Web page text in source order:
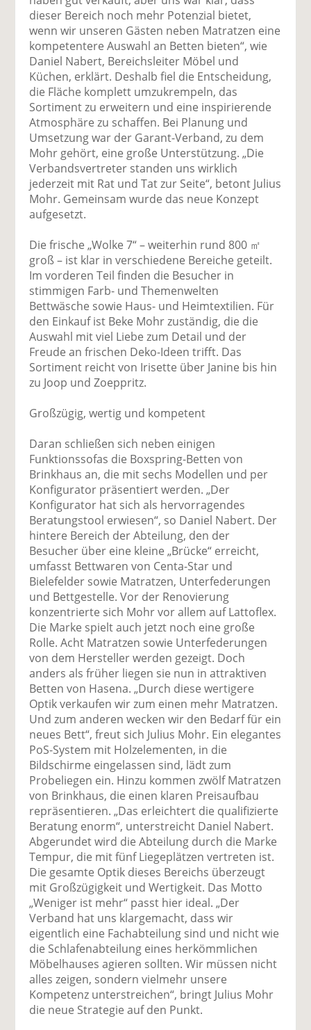
dieser Bereich noch mehr Potenzial bietet,
wenn wir unseren Gästen neben Matratzen eine
kompetentere Auswahl an Betten bieten“, wie
Daniel Nabert, Bereichsleiter Möbel und
Küchen, erklärt. Deshalb fiel die Entscheidung,
die Fläche komplett umzukrempeln, das
Sortiment zu erweitern und eine inspirierende
Atmosphäre zu schaffen. Bei Planung und
Umsetzung war der Garant-Verband, zu dem
Mohr gehört, eine große Unterstützung. „Die
Verbandsvertreter standen uns wirklich
jederzeit mit Rat und Tat zur Seite“, betont Julius
Mohr. Gemeinsam wurde das neue Konzept
aufgesetzt.
Die frische „Wolke 7“ – weiterhin rund 800 ㎡
groß – ist klar in verschiedene Bereiche geteilt.
Im vorderen Teil finden die Besucher in
stimmigen Farb- und Themenwelten
Bettwäsche sowie Haus- und Heimtextilien. Für
den Einkauf ist Beke Mohr zuständig, die die
Auswahl mit viel Liebe zum Detail und der
Freude an frischen Deko-Ideen trifft. Das
Sortiment reicht von Irisette über Janine bis hin
zu Joop und Zoeppritz.
Großzügig, wertig und kompetent
Daran schließen sich neben einigen
Funktionssofas die Boxspring-Betten von
Brinkhaus an, die mit sechs Modellen und per
Konfigurator präsentiert werden. „Der
Konfigurator hat sich als hervorragendes
Beratungstool erwiesen“, so Daniel Nabert. Der
hintere Bereich der Abteilung, den der
Besucher über eine kleine „Brücke“ erreicht,
umfasst Bettwaren von Centa-Star und
Bielefelder sowie Matratzen, Unterfederungen
und Bettgestelle. Vor der Renovierung
konzentrierte sich Mohr vor allem auf Lattoflex.
Die Marke spielt auch jetzt noch eine große
Rolle. Acht Matratzen sowie Unterfederungen
von dem Hersteller werden gezeigt. Doch
anders als früher liegen sie nun in attraktiven
Betten von Hasena. „Durch diese wertigere
Optik verkaufen wir zum einen mehr Matratzen.
Und zum anderen wecken wir den Bedarf für ein
neues Bett“, freut sich Julius Mohr. Ein elegantes
PoS-System mit Holzelementen, in die
Bildschirme eingelassen sind, lädt zum
Probeliegen ein. Hinzu kommen zwölf Matratzen
von Brinkhaus, die einen klaren Preisaufbau
repräsentieren. „Das erleichtert die qualifizierte
Beratung enorm“, unterstreicht Daniel Nabert.
Abgerundet wird die Abteilung durch die Marke
Tempur, die mit fünf Liegeplätzen vertreten ist.
Die gesamte Optik dieses Bereichs überzeugt
mit Großzügigkeit und Wertigkeit. Das Motto
„Weniger ist mehr“ passt hier ideal. „Der
Verband hat uns klargemacht, dass wir
eigentlich eine Fachabteilung sind und nicht wie
die Schlafenabteilung eines herkömmlichen
Möbelhauses agieren sollten. Wir müssen nicht
alles zeigen, sondern vielmehr unsere
Kompetenz unterstreichen“, bringt Julius Mohr
die neue Strategie auf den Punkt.